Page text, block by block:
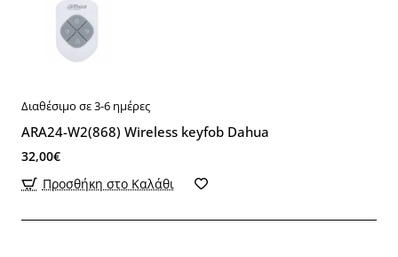
Διαθέσιμο σε 3-6 ημέρες
ARA24-W2(868) Wireless keyfob Dahua
32,00€
Προσθήκη στο Καλάθι